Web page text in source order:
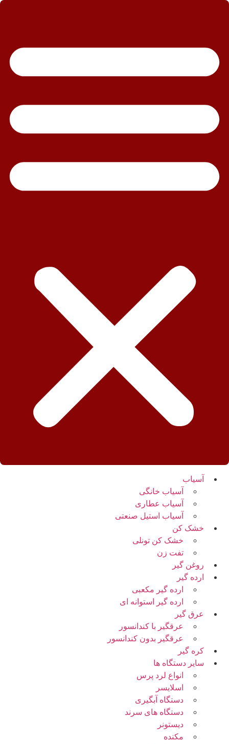
پرش
آسیاب
آسیاب خانگی
آسیاب عطاری
آسیاب استیل صنعتی
خشک کن
خشک کن تونلی
تفت زن
روغن گیر
ارده گیر
ارده گیر مکعبی
ارده گیر استوانه ای
عرق گیر
عرقگیر با کندانسور
عرقگیر بدون کندانسور
کره گیر
سایر دستگاه ها
انواع لرد پرس
اسلایسر
دستگاه آبگیری
دستگاه های سرند
دیستونر
مکنده